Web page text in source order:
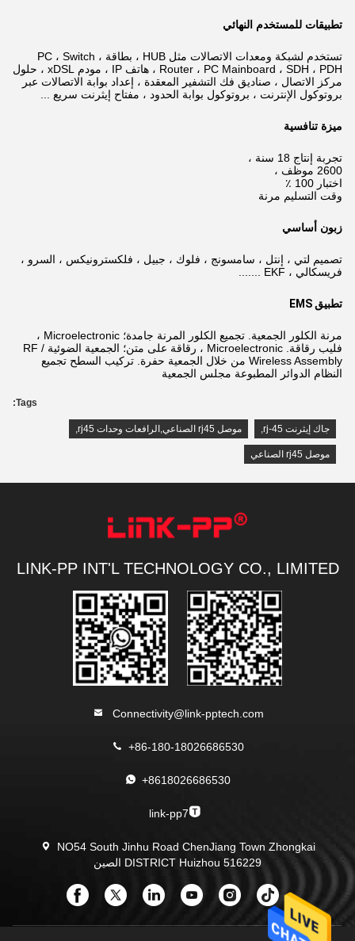
تطبيقات للمستخدم النهائي
تستخدم لشبكة ومعدات الاتصالات مثل HUB ، بطاقة PC ، Switch ،
Router ، PC Mainboard ، SDH ، PDH ، هاتف IP ، مودم xDSL ،
حلول
مركز الاتصال ، صناديق فك التشفير المعقدة ، إعداد بوابة الاتصالات عبر
بروتوكول الإنترنت ، بروتوكول بوابة الحدود ، مفتاح إيثرنت سريع ...
ميزة تنافسية
تجربة إنتاج 18 سنة ،
2600 موظف ،
اختبار 100 ٪
وقت التسليم مرنة
زبون أساسي
تصميم لتي ، إنتل ، سامسونج ، فلوك ، جبيل ، فلكسترونيكس ، السرو ،
فريسكالي ، EKF .......
تطبيق EMS
مرنة الكلور الجمعية. تجميع الكلور المرنة جامدة؛ Microelectronic ،
فليب رقاقة. Microelectronic ، رقاقة على متن؛ الجمعية الضوئية RF /
Wireless Assembly من خلال الجمعية حفرة. تركيب السطح تجميع
النظام الدوائر المطبوعة مجلس الجمعية
Tags:
جاك إيثرنت rj-45 , موصل rj45 الصناعي,الرافعات وحدات rj45 ,
موصل rj45 الصناعي
LINK-PP INT'L TECHNOLOGY CO., LIMITED
Connectivity@link-pptech.com
+86-180-18026686530
+8618026686530
link-pp7
NO54 South Jinhu Road ChenJiang Town Zhongkai
DISTRICT Huizhou 516229 الصين